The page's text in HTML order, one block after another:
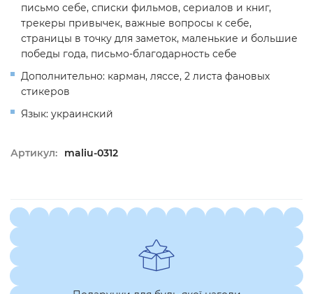
письмо себе, списки фильмов, сериалов и книг,
трекеры привычек, важные вопросы к себе,
страницы в точку для заметок, маленькие и большие
победы года, письмо-благодарность себе
Дополнительно: карман, ляссе, 2 листа фановых
стикеров
Язык: украинский
Артикул: maliu-0312